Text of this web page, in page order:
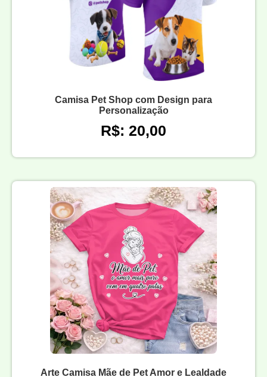
Camisa Pet Shop com Design para
Personalização
R$: 20,00
Arte Camisa Mãe de Pet Amor e Lealdade